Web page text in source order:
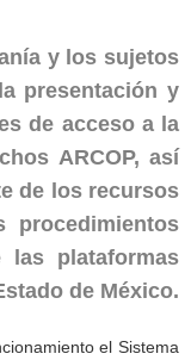
y los sujetos
la presentación y
de acceso a la
ARCOP, así
de los recursos
procedimientos
plataformas
de México.
el Sistema